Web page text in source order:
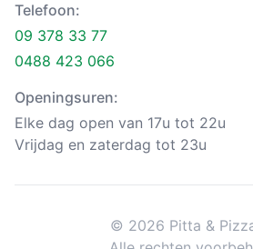
Telefoon:
09 378 33 77
0488 423 066
Openingsuren:
Elke dag open van 17u tot 22u
Vrijdag en zaterdag tot 23u
© 2026 Pitta &